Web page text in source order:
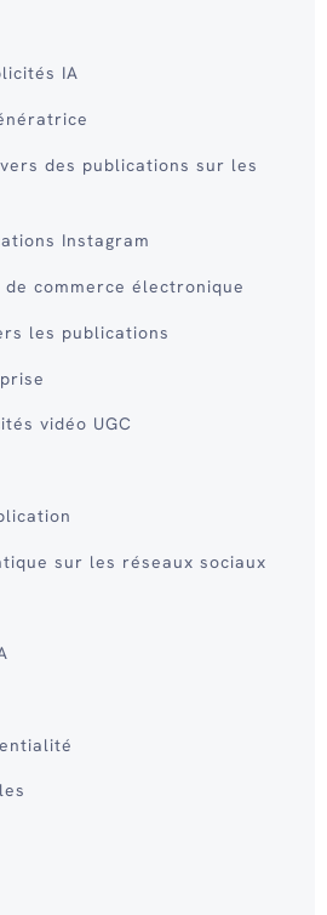
IA
des publications sur les
Instagram
commerce électronique
les publications
vidéo UGC
sur les réseaux sociaux